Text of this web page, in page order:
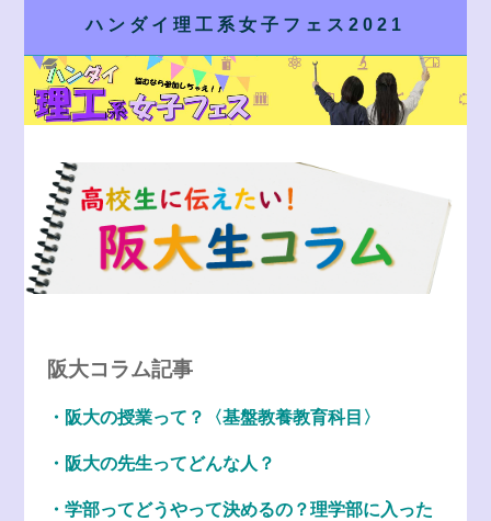
ハンダイ理工系女子フェス2021
阪大コラム記事
・阪大の授業って？〈基盤教養教育科目〉
・阪大の先生ってどんな人？
・学部ってどうやって決めるの？理学部に入った